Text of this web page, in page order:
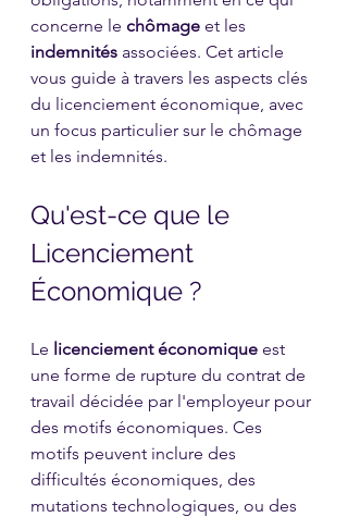
concerne le chômage et les
indemnités associées. Cet article
vous guide à travers les aspects clés
du licenciement économique, avec
un focus particulier sur le chômage
et les indemnités.
Qu'est-ce que le
Licenciement
Économique ?
Le licenciement économique est
une forme de rupture du contrat de
travail décidée par l'employeur pour
des motifs économiques. Ces
motifs peuvent inclure des
difficultés économiques, des
mutations technologiques, ou des